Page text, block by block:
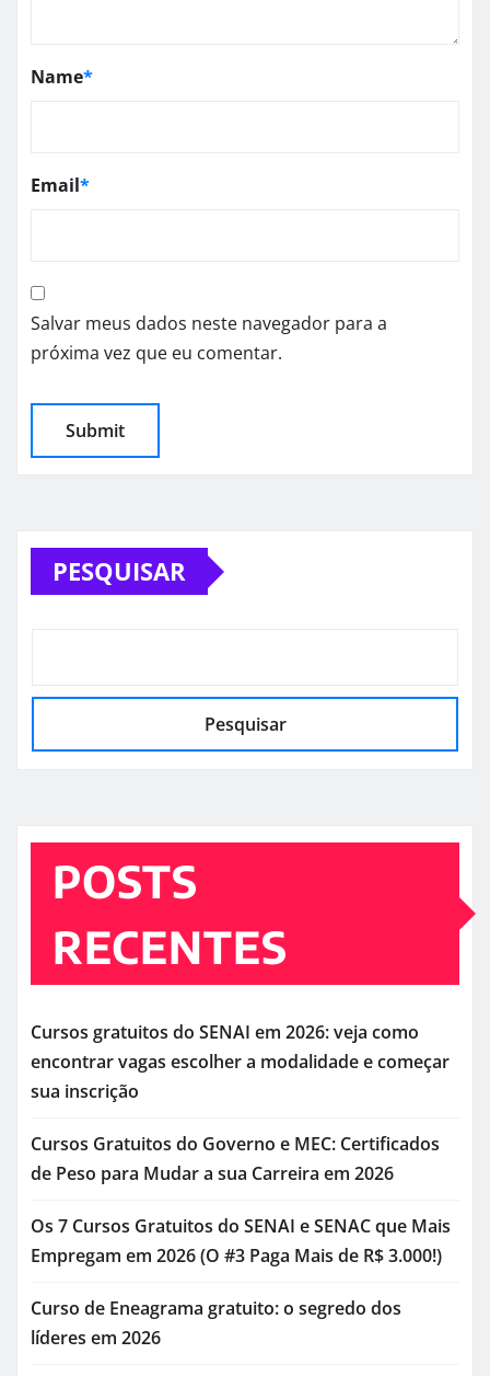
Name*
Email*
Salvar meus dados neste navegador para a
próxima vez que eu comentar.
PESQUISAR
Pesquisar
POSTS
RECENTES
Cursos gratuitos do SENAI em 2026: veja como
encontrar vagas escolher a modalidade e começar
sua inscrição
Cursos Gratuitos do Governo e MEC: Certificados
de Peso para Mudar a sua Carreira em 2026
Os 7 Cursos Gratuitos do SENAI e SENAC que Mais
Empregam em 2026 (O #3 Paga Mais de R$ 3.000!)
Curso de Eneagrama gratuito: o segredo dos
líderes em 2026